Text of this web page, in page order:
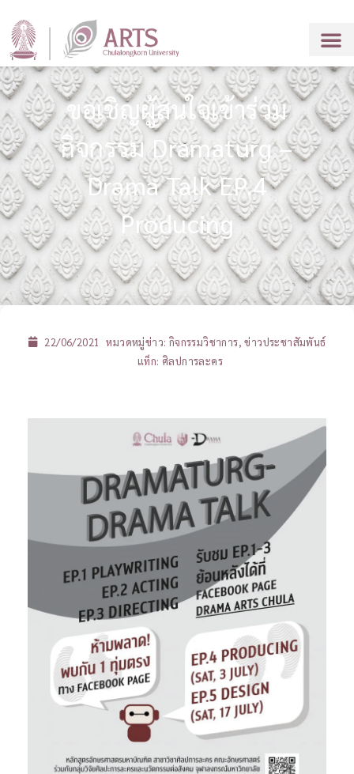
ขอเชิญผู้สนใจเข้าร่วม
กิจกรรม Dramaturg –
Drama Talk EP.4
Producing
22/06/2021 หมวดหมู่ข่าว: กิจกรรมวิชาการ,ข่าวประชาสัมพันธ์
แท็ก: ศิลปการละคร